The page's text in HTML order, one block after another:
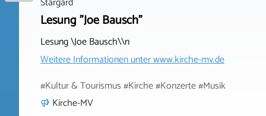
Lesung "Joe Bausch"
Lesung \Joe Bausch\\n
Weitere Informationen unterwww.kirche-mv.de
#Kultur & Tourismus #Kirche #Konzerte #Musik
Kirche-MV